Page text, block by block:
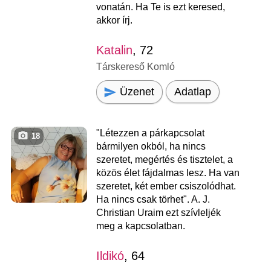
vonatán. Ha Te is ezt keresed,
akkor írj.
Katalin, 72
Társkereső Komló
Üzenet Adatlap
18
"Létezzen a párkapcsolat
bármilyen okból, ha nincs
szeretet, megértés és tisztelet, a
közös élet fájdalmas lesz. Ha van
szeretet, két ember csiszolódhat.
Ha nincs csak törhet". A. J.
Christian Uraim ezt szívleljék
meg a kapcsolatban.
Ildikó, 64